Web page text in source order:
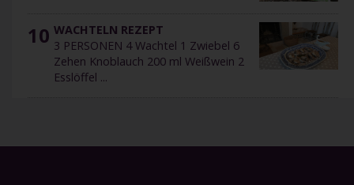
10 WACHTELN REZEPT
3 PERSONEN 4 Wachtel 1 Zwiebel 6
Zehen Knoblauch 200 ml Weißwein 2
Esslöffel ...